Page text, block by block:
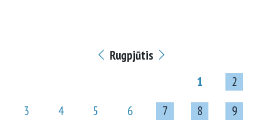
Rugpjūtis
1
2
3
4 5 6 7 8
9